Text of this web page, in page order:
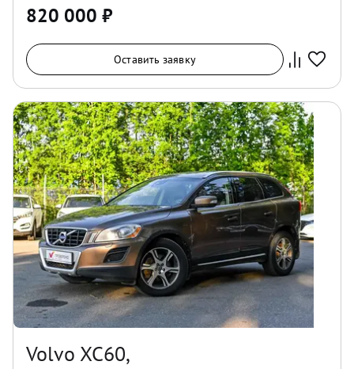
820 000 ₽
Оставить заявку
Volvo XC60,